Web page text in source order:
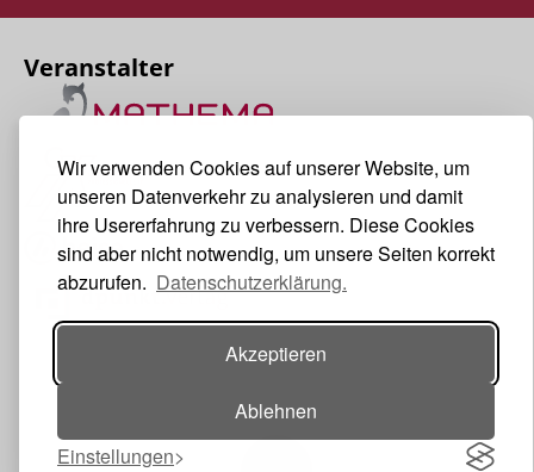
Wir verwenden Cookies auf unserer Website, um
unseren Datenverkehr zu analysieren und damit
ihre Usererfahrung zu verbessern. Diese Cookies
sind aber nicht notwendig, um unsere Seiten korrekt
abzurufen. Datenschutzerklärung.
Akzeptieren
Ablehnen
Einstellungen
Veranstalter